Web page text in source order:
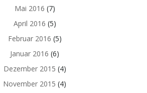
Mai 2016 (7)
April 2016 (5)
Februar 2016 (5)
Januar 2016 (6)
Dezember 2015 (4)
November 2015 (4)